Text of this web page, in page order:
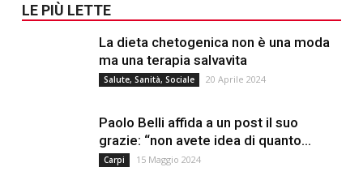
LE PIÙ LETTE
La dieta chetogenica non è una moda
ma una terapia salvavita
Salute, Sanità, Sociale 20 Aprile 2024
Paolo Belli affida a un post il suo
grazie: “non avete idea di quanto...
Carpi 15 Maggio 2024